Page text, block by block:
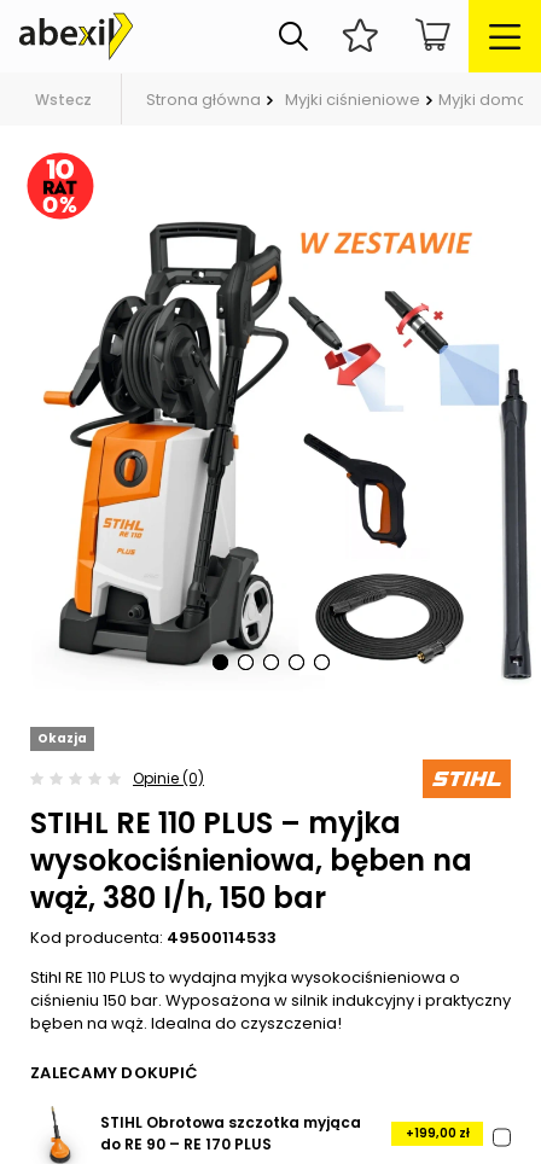
Wstecz Strona główna Myjki ciśnieniowe Myjki
Okazja
Opinie (0)
STIHL RE 110 PLUS – myjka
wysokociśnieniowa, bęben na
wąż, 380 l/h, 150 bar
Kod producenta: 49500114533
Stihl RE 110 PLUS to wydajna myjka wysokociśnieniowa o
ciśnieniu 150 bar. Wyposażona w silnik indukcyjny i praktyczny
bęben na wąż. Idealna do czyszczenia!
ZALECAMY DOKUPIĆ
STIHL Obrotowa szczotka myjąca
do RE 90 – RE 170 PLUS
+199,00 zł